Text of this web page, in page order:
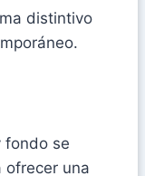
distintivo
fondo se
ofrecer una